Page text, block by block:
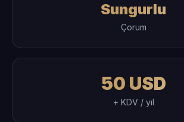
Sungurlu
Çorum
50 USD
+ KDV / yıl